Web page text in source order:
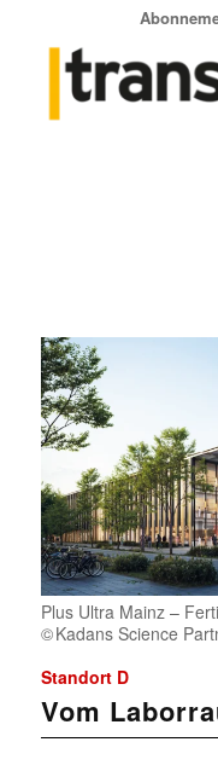
Plus Ultra Mainz –
Kadans Science
Standort D
Vom